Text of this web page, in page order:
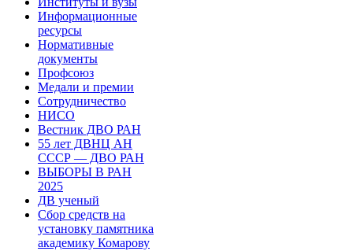
Информационные
ресурсы
Нормативные
документы
Профсоюз
Медали и премии
Сотрудничество
НИСО
Вестник ДВО РАН
55 лет ДВНЦ АН
СССР — ДВО РАН
ВЫБОРЫ В РАН
2025
ДВ ученый
Сбор средств на
установку памятника
академику Комарову